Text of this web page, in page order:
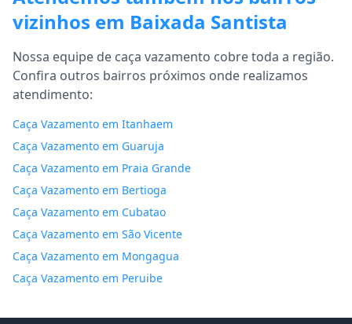
vizinhos em Baixada Santista
Nossa equipe de caça vazamento cobre toda a região.
Confira outros bairros próximos onde realizamos
atendimento:
Caça Vazamento em Itanhaem
Caça Vazamento em Guaruja
Caça Vazamento em Praia Grande
Caça Vazamento em Bertioga
Caça Vazamento em Cubatao
Caça Vazamento em São Vicente
Caça Vazamento em Mongagua
Caça Vazamento em Peruibe